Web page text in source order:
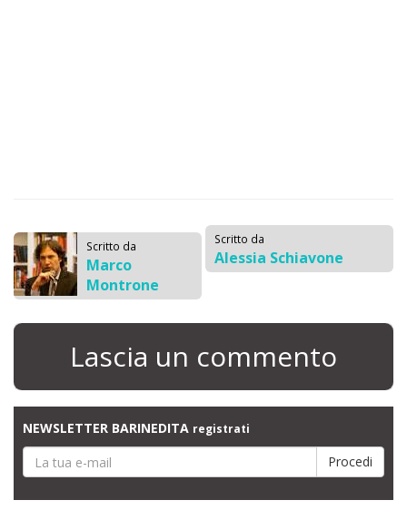
Scritto da
Marco
Montrone
Scritto da
Alessia Schiavone
Lascia un commento
NEWSLETTER BARINEDITA registrati